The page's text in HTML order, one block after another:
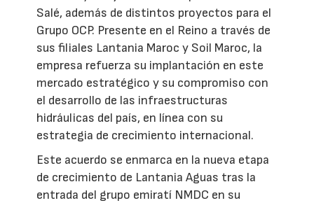
Salé, además de distintos proyectos para el
Grupo OCP. Presente en el Reino a través de
sus filiales Lantania Maroc y Soil Maroc, la
empresa refuerza su implantación en este
mercado estratégico y su compromiso con
el desarrollo de las infraestructuras
hidráulicas del país, en línea con su
estrategia de crecimiento internacional.
Este acuerdo se enmarca en la nueva etapa
de crecimiento de Lantania Aguas tras la
entrada del grupo emiratí NMDC en su